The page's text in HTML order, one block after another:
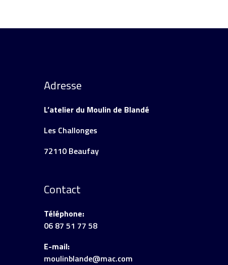
Adresse
L’atelier du Moulin de Blandé
Les Challonges
72110 Beaufay
Contact
Téléphone:
06 87 51 77 58
E-mail:
moulinblande@mac.com